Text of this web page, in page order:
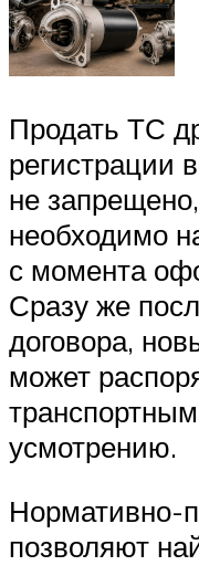
Продать ТС
регистрации
не
необходимо
с момента
Сразу же
договора,
может
усмотрению.
Нормативно-
позволяют